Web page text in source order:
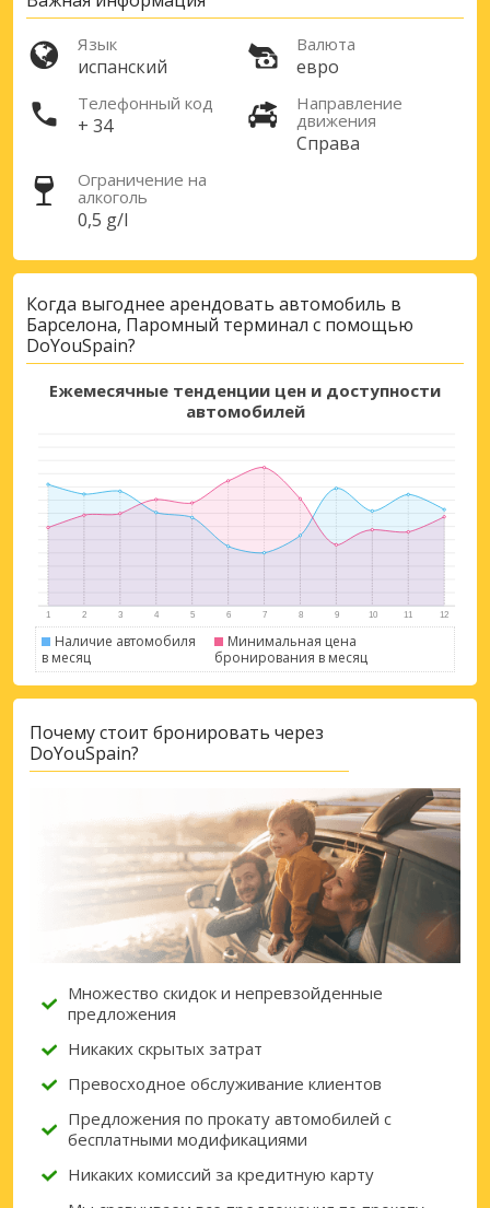
Язык
испанский
Валюта
евро
Телефонный код
+ 34
Направление
движения
Справа
Ограничение на
алкоголь
0,5 g/l
Когда выгоднее арендовать автомобиль в
Барселона, Паромный терминал с помощью
DoYouSpain?
Ежемесячные тенденции цен и доступности
автомобилей
Наличие автомобиля
в месяц
Минимальная цена
бронирования в месяц
Почему стоит бронировать через
DoYouSpain?
Множество скидок и непревзойденные
предложения
Никаких скрытых затрат
Превосходное обслуживание клиентов
Предложения по прокату автомобилей с
бесплатными модификациями
Никаких комиссий за кредитную карту
Лучшие сбережения
предложениям партнёров
Войти с помощью eLink